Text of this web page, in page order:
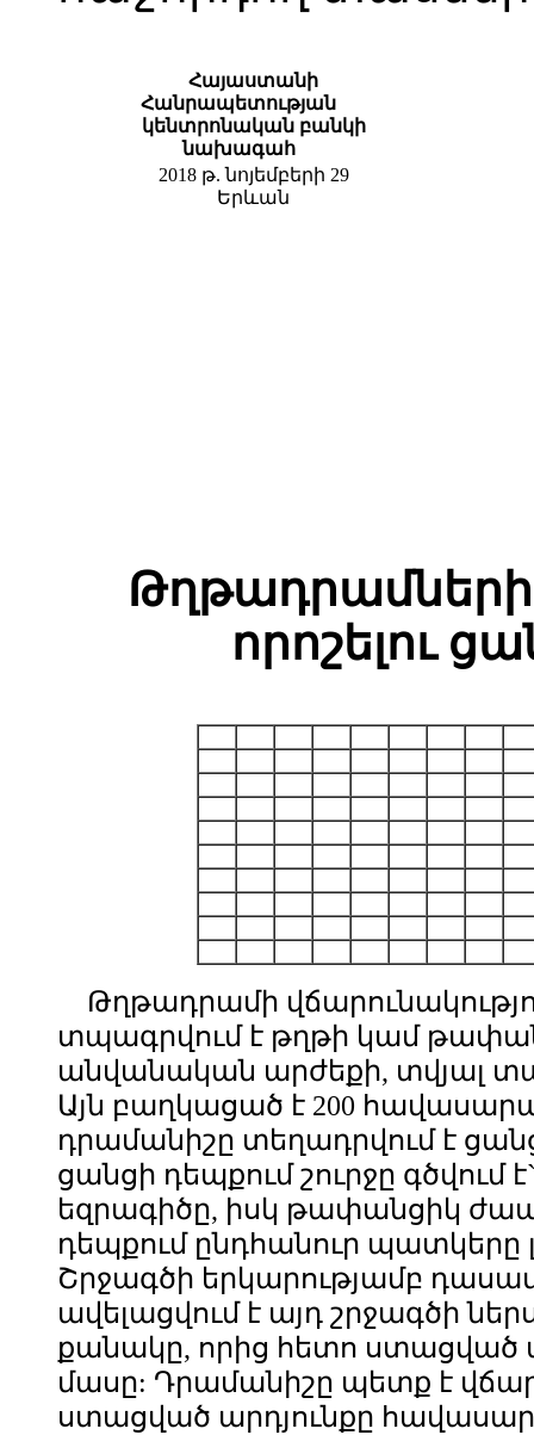
Հայաստանի
Հանրապետության
կենտրոնական բանկի
նախագահ
2018 թ. նոյեմբերի 29
Երևան
Թղթադրամների
որոշելու
Թղթադրամի
տպագրվում է թղթի կամ
անվանական արժեքի, տվյալ
Այն բաղկացած է 200
դրամանիշը տեղադրվում է
ցանցի դեպքում շուրջը
եզրագիծը, իսկ թափանցիկ
դեպքում ընդհանուր պատկերը
Շրջագծի երկարությամբ
ավելացվում է այդ շրջագծի
քանակը, որից հետո ստացված
մասը: Դրամանիշը պետք է
ստացված արդյունքը հավասար